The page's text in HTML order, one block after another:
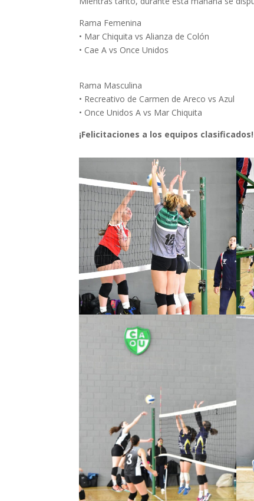
Rama Femenina
• Mar Chiquita vs Alianza de Colón
• Cae A vs Once Unidos
Rama Masculina
• Recreativo de Carmen de Areco vs Azul
• Once Unidos A vs Mar Chiquita
¡Felicitaciones a los equipos clasificados!